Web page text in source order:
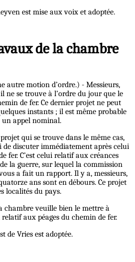
est mise aux voix et adoptée.
de la chambre
autre motion d’ordre.) - Messieurs,
ne se trouve à l’ordre du jour que le
de fer. Ce dernier projet ne peut
instants ; il est même probable
un appel nominal.
qui se trouve dans le même cas,
de discuter immédiatement après celui
fer. C’est celui relatif aux créances
la guerre, sur lequel la commission
a fait un rapport. Il y a, messieurs,
ans sont en débours. Ce projet
localités du pays.
chambre veuille bien le mettre à
aux péages du chemin de fer.
de Vries est adoptée.